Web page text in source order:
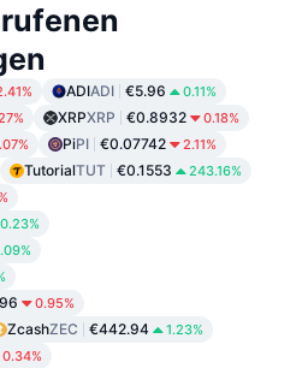
ADIADI €5.96 0.11%
XRPXRP €0.8932 0.18%
PiPI €0.07742 2.11%
TutorialTUT €0.1553 243.16%
0.23%
0.95%
ZcashZEC €442.94 1.23%
0.34%